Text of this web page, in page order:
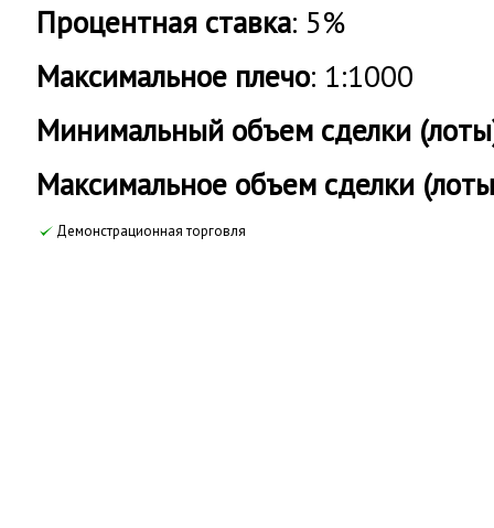
Процентная ставка: 5%
Максимальное плечо: 1:1000
Минимальный объем сделки
Максимальное объем сделки
Демонстрационная торговля